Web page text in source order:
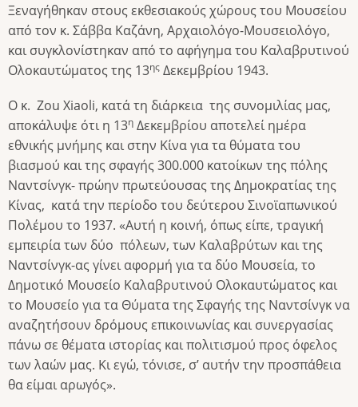
Ξεναγήθηκαν στους εκθεσιακούς χώρους του Μουσείου
από τον κ. Σάββα Καζάνη, Αρχαιολόγο-Μουσειολόγο,
και συγκλονίστηκαν από το αφήγημα του Καλαβρυτινού
Ολοκαυτώματος της 13ης Δεκεμβρίου 1943.
Ο κ. Zou Xiaoli, κατά τη διάρκεια της συνομιλίας μας,
αποκάλυψε ότι η 13η Δεκεμβρίου αποτελεί ημέρα
εθνικής μνήμης και στην Κίνα για τα θύματα του
βιασμού και της σφαγής 300.000 κατοίκων της πόλης
Ναντσίνγκ- πρώην πρωτεύουσας της Δημοκρατίας της
Κίνας, κατά την περίοδο του δεύτερου Σινοϊαπωνικού
Πολέμου το 1937. «Αυτή η κοινή, όπως είπε, τραγική
εμπειρία των δύο πόλεων, των Καλαβρύτων και της
Ναντσίνγκ-ας γίνει αφορμή για τα δύο Μουσεία, το
Δημοτικό Μουσείο Καλαβρυτινού Ολοκαυτώματος και
το Μουσείο για τα Θύματα της Σφαγής της Ναντσίνγκ να
αναζητήσουν δρόμους επικοινωνίας και συνεργασίας
πάνω σε θέματα ιστορίας και πολιτισμού προς όφελος
των λαών μας. Κι εγώ, τόνισε, σ’ αυτήν την προσπάθεια
θα είμαι αρωγός».